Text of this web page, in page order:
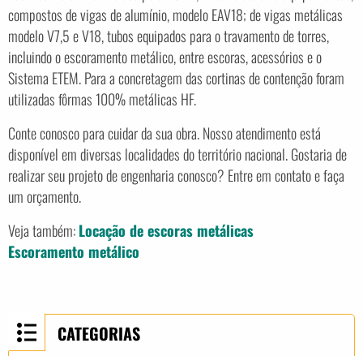
compostos de vigas de alumínio, modelo EAV18; de vigas metálicas
modelo V7,5 e V18, tubos equipados para o travamento de torres,
incluindo o escoramento metálico, entre escoras, acessórios e o
Sistema ETEM. Para a concretagem das cortinas de contenção foram
utilizadas fôrmas 100% metálicas HF.
Conte conosco para cuidar da sua obra. Nosso atendimento está
disponível em diversas localidades do território nacional. Gostaria de
realizar seu projeto de engenharia conosco? Entre em contato e faça
um orçamento.
Veja também:Locação de escoras metálicas
Escoramento metálico
CATEGORIAS